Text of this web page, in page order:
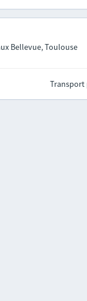
Bellevue, Toulouse